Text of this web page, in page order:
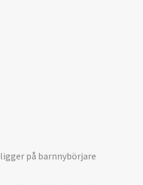
på barnnybörjare